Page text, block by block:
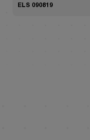
ELS 090819